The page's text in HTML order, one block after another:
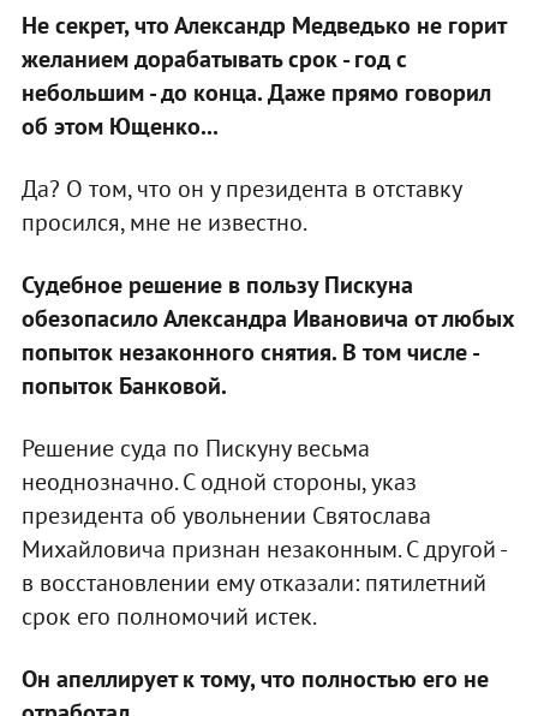
Не секрет, что Александр Медведько не горит
желанием дорабатывать срок - год с
небольшим - до конца. Даже прямо говорил
об этом Ющенко...
Да? О том, что он у президента в отставку
просился, мне не известно.
Судебное решение в пользу Пискуна
обезопасило Александра Ивановича от любых
попыток незаконного снятия. В том числе -
попыток Банковой.
Решение суда по Пискуну весьма
неоднозначно. С одной стороны, указ
президента об увольнении Святослава
Михайловича признан незаконным. С другой -
в восстановлении ему отказали: пятилетний
срок его полномочий истек.
Он апеллирует к тому, что полностью его не